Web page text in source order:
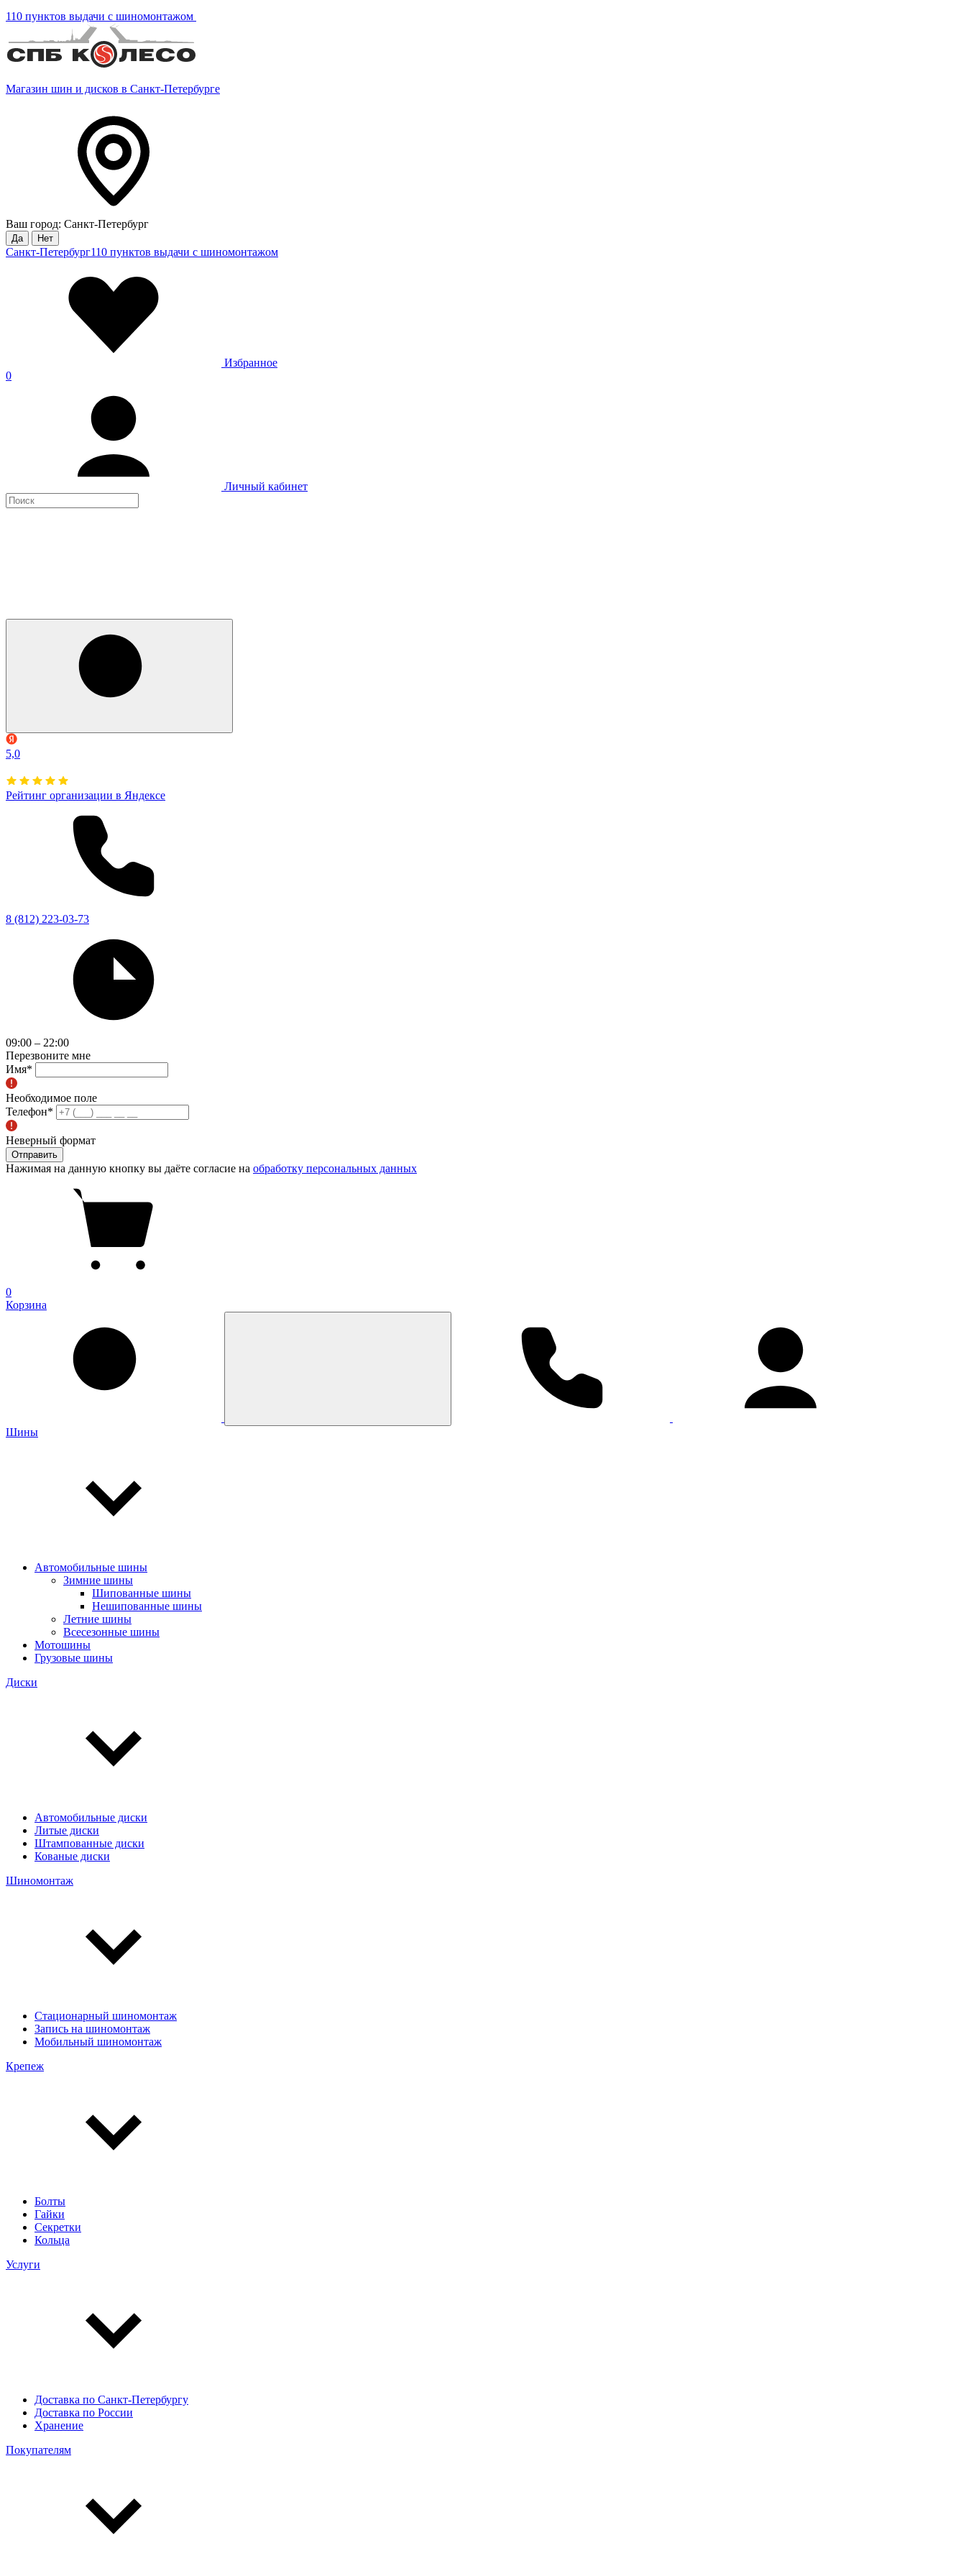
110 пунктов выдачи с шиномонтажом
Магазин шин и дисков в Санкт-Петербурге
Ваш город: Санкт-Петербург
Да Нет
Санкт-Петербург110 пунктов выдачи с шиномонтажом
Избранное
0
Личный кабинет
5,0
Рейтинг организации в Яндексе
8 (812) 223-03-73
09:00 – 22:00
Перезвоните мне
Имя*
Необходимое поле
Телефон*
Неверный формат
Отправить
Нажимая на данную кнопку вы даёте согласие на обработку персональных данных
0
Корзина
Шины
Автомобильные шины
Зимние шины
Шипованные шины
Нешипованные шины
Летние шины
Всесезонные шины
Мотошины
Грузовые шины
Диски
Автомобильные диски
Литые диски
Штампованные диски
Кованые диски
Шиномонтаж
Стационарный шиномонтаж
Запись на шиномонтаж
Мобильный шиномонтаж
Крепеж
Болты
Гайки
Секретки
Кольца
Услуги
Доставка по Санкт-Петербургу
Доставка по России
Хранение
Покупателям